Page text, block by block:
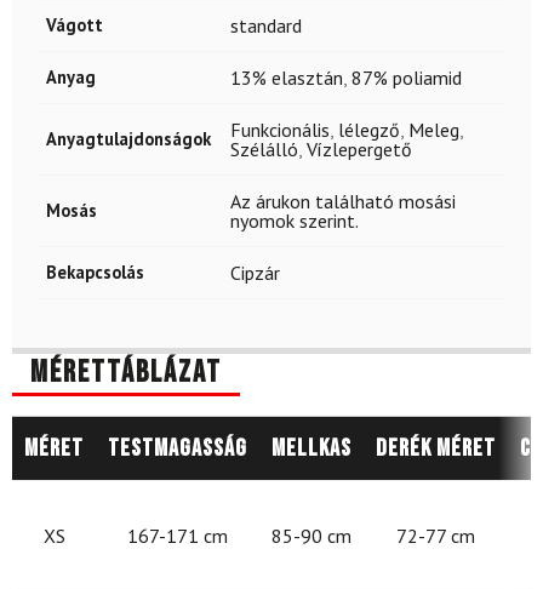
Vágott standard
Anyag 13% elasztán, 87% poliamid
Anyagtulajdonságok Funkcionális, lélegző, Meleg,
Szélálló, Vízlepergető
Mosás
Az árukon található mosási
nyomok szerint.
Bekapcsolás Cipzár
Mérettáblázat
Méret Testmagasság Mellkas Derék méret
XS 167-171 cm 85-90 cm 72-77 cm